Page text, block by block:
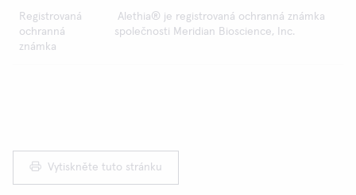
Registrovaná
ochranná
známka
Alethia® je registrovaná ochranná známka
společnosti Meridian Bioscience, Inc.
Vytiskněte tuto stránku